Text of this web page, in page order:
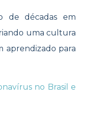
de décadas em
uma cultura
aprendizado para
no Brasil e